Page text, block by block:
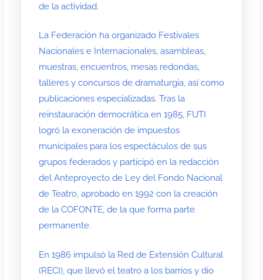
de la actividad.
La Federación ha organizado Festivales
Nacionales e Internacionales, asambleas,
muestras, encuentros, mesas redondas,
talleres y concursos de dramaturgia, así como
publicaciones especializadas. Tras la
reinstauración democrática en 1985, FUTI
logró la exoneración de impuestos
municipales para los espectáculos de sus
grupos federados y participó en la redacción
del Anteproyecto de Ley del Fondo Nacional
de Teatro, aprobado en 1992 con la creación
de la COFONTE, de la que forma parte
permanente.
En 1986 impulsó la Red de Extensión Cultural
(RECI), que llevó el teatro a los barrios y dio